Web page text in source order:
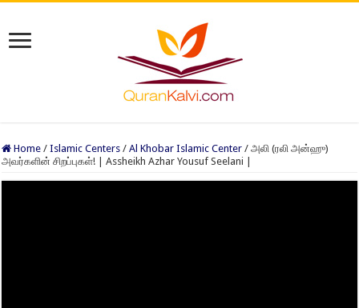
Home / Islamic Centers / Al Khobar Islamic Center / அலி (ரலி அன்ஹு)
அவர்களின் சிறப்புகள்! | Assheikh Azhar Yousuf Seelani |